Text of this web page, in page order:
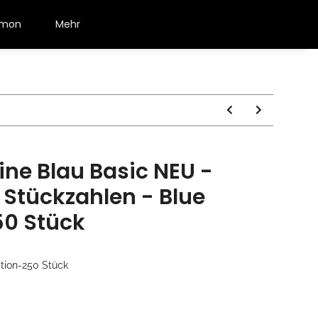
Mehr
Blau Basic NEU -
- Blue
Stück
250 Stück